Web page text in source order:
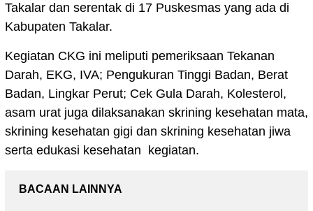
Takalar dan serentak di 17 Puskesmas yang ada di
Kabupaten Takalar.
Kegiatan CKG ini meliputi pemeriksaan Tekanan
Darah, EKG, IVA; Pengukuran Tinggi Badan, Berat
Badan, Lingkar Perut; Cek Gula Darah, Kolesterol,
asam urat juga dilaksanakan skrining kesehatan mata,
skrining kesehatan gigi dan skrining kesehatan jiwa
serta edukasi kesehatan kegiatan.
BACAAN LAINNYA